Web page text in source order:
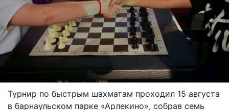
Турнир по быстрым шахматам проходил 15 августа
в барнаульском парке «Арлекино», собрав семь